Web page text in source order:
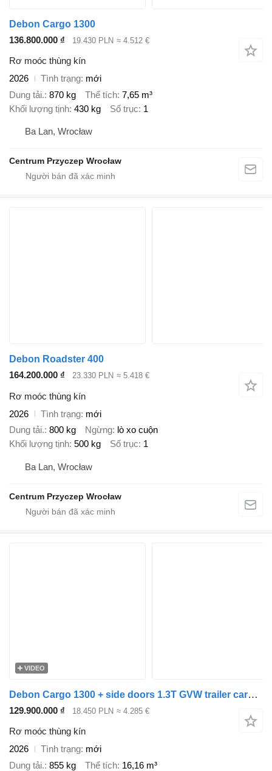
Debon Cargo 1300
136.800.000 ₫
19.430 PLN ≈ 4.512 €
Rơ moóc thùng kín
2026
Tình trạng mới
Dung tải. 870 kg Thể tích 7,65 m³
Khối lượng tịnh 430 kg Số trục 1
Ba Lan, Wrocław
Centrum Przyczep Wrocław
Debon Roadster 400
164.200.000 ₫
23.330 PLN ≈ 5.418 €
Rơ moóc thùng kín
2026
Tình trạng mới
Dung tải. 800 kg Ngừng lò xo cuộn
Khối lượng tịnh 500 kg Số trục 1
Ba Lan, Wrocław
Centrum Przyczep Wrocław
VIDEO
Debon Cargo 1300 + side doors 1.3T GVW trailer cargo van box white
129.900.000 ₫ 18.450 PLN ≈ 4.285 €
Rơ moóc thùng kín
2026
Tình trạng mới
Dung tải. 855 kg Thể tích 16,16 m³